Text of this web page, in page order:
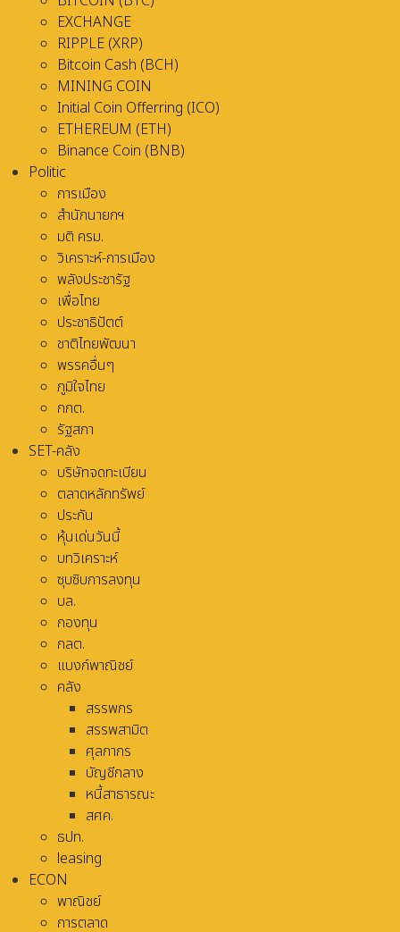
EXCHANGE
RIPPLE (XRP)
Bitcoin Cash (BCH)
MINING COIN
Initial Coin Offerring (ICO)
ETHEREUM (ETH)
Binance Coin (BNB)
Politic
การเมือง
สำนักนายกฯ
มติ ครม.
วิเคราะห์-การเมือง
พลังประชารัฐ
เพื่อไทย
ประชาธิปัตต์
ชาติไทยพัฒนา
พรรคอื่นๆ
ภูมิใจไทย
กกต.
รัฐสภา
SET-คลัง
บริษัทจดทะเบียน
ตลาดหลักทรัพย์
ประกัน
หุ้นเด่นวันนี้
บทวิเคราะห์
ซุบซิบการลงทุน
บล.
กองทุน
กลต.
แบงก์พาณิชย์
คลัง
สรรพกร
สรรพสามิต
ศุลกากร
บัญชีกลาง
หนี้สาธารณะ
สศค.
ธปท.
leasing
ECON
พาณิชย์
การตลาด